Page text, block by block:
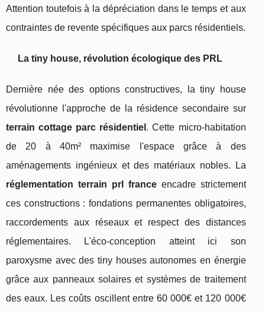
Attention toutefois à la dépréciation dans le temps et aux
contraintes de revente spécifiques aux parcs résidentiels.
La tiny house, révolution écologique des PRL
Dernière née des options constructives, la tiny house
révolutionne l'approche de la résidence secondaire sur
terrain cottage parc résidentiel . Cette micro-habitation
de 20 à 40m² maximise l'espace grâce à des
aménagements ingénieux et des matériaux nobles. La
réglementation terrain prl franceencadre strictement
ces constructions : fondations permanentes obligatoires,
raccordements aux réseaux et respect des distances
réglementaires. L'éco-conception atteint ici son
paroxysme avec des tiny houses autonomes en énergie
grâce aux panneaux solaires et systèmes de traitement
des eaux. Les coûts oscillent entre 60 000€ et 120 000€